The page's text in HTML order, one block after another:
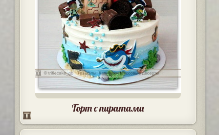
Торт с пиратами